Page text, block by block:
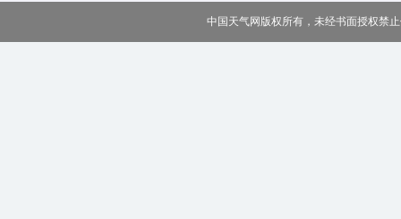
中国天气网版权所有，未经书面授权